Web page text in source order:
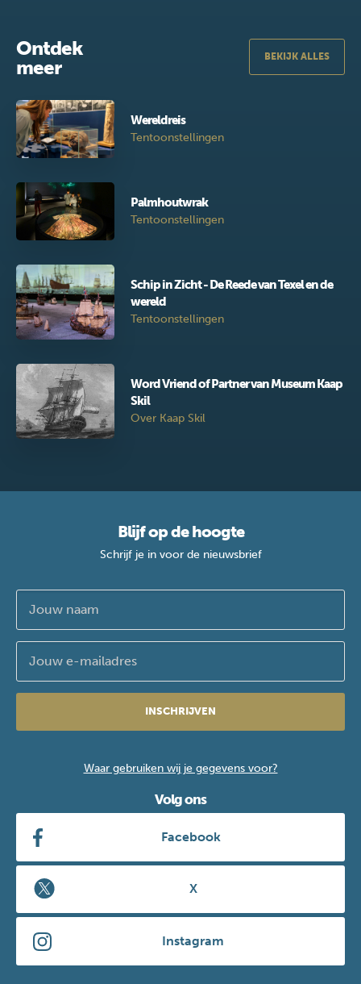
Ontdek
meer
BEKIJK ALLES
Wereldreis
Tentoonstellingen
Palmhoutwrak
Tentoonstellingen
Schip in Zicht - De Reede van Texel en de
wereld
Tentoonstellingen
Word Vriend of Partner van Museum Kaap
Skil
Over Kaap Skil
Blijf op de hoogte
Schrijf je in voor de nieuwsbrief
INSCHRIJVEN
Waar gebruiken wij je gegevens voor?
Volg ons
Facebook
X
Instagram